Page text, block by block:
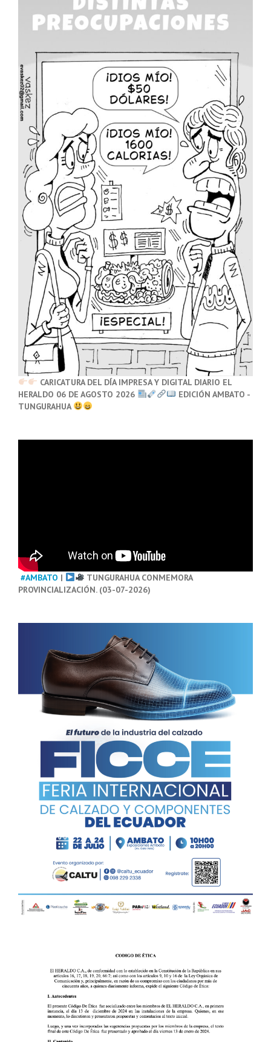
CARICATURA DEL DÍA IMPRESA Y DIGITAL DIARIO EL
HERALDO 06 DE AGOSTO 2026
EDICIÓN AMBATO -
TUNGURAHUA
#AMBATO |
TUNGURAHUA CONMEMORA
PROVINCIALIZACIÓN. (03-07-2026)